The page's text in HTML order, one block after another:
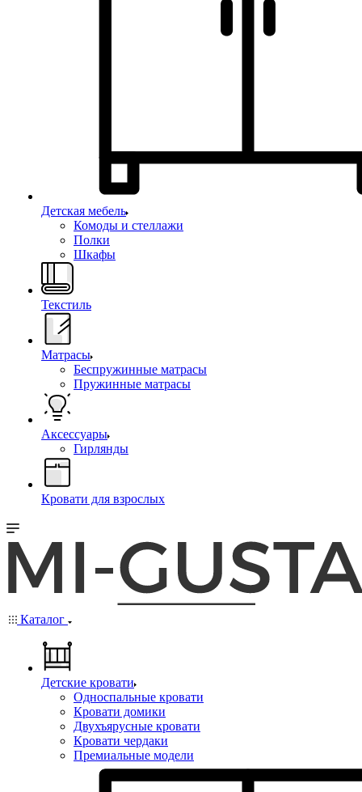
Детская мебель
Комоды и стеллажи
Полки
Шкафы
Текстиль
Матрасы
Беспружинные матрасы
Пружинные матрасы
Аксессуары
Гирлянды
Кровати для взрослых
Каталог
Детские кровати
Односпальные кровати
Кровати домики
Двухъярусные кровати
Кровати чердаки
Премиальные модели